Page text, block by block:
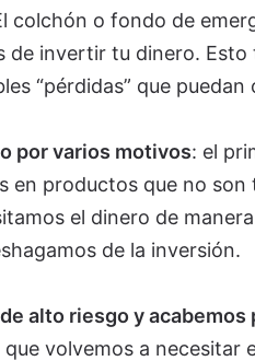
colchón o fondo de
de invertir tu dinero.
“pérdidas” que puedan
por varios motivos: el
productos que no son
el dinero de
de la inversión.
alto riesgo y acabemos
volvemos a necesitar